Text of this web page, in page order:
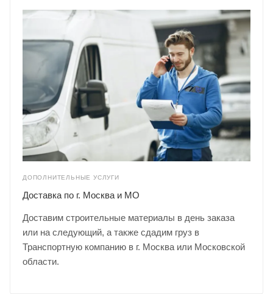
ДОПОЛНИТЕЛЬНЫЕ УСЛУГИ
Доставка по г. Москва и МО
Доставим строительные материалы в день заказа
или на следующий, а также сдадим груз в
Транспортную компанию в г. Москва или Московской
области.